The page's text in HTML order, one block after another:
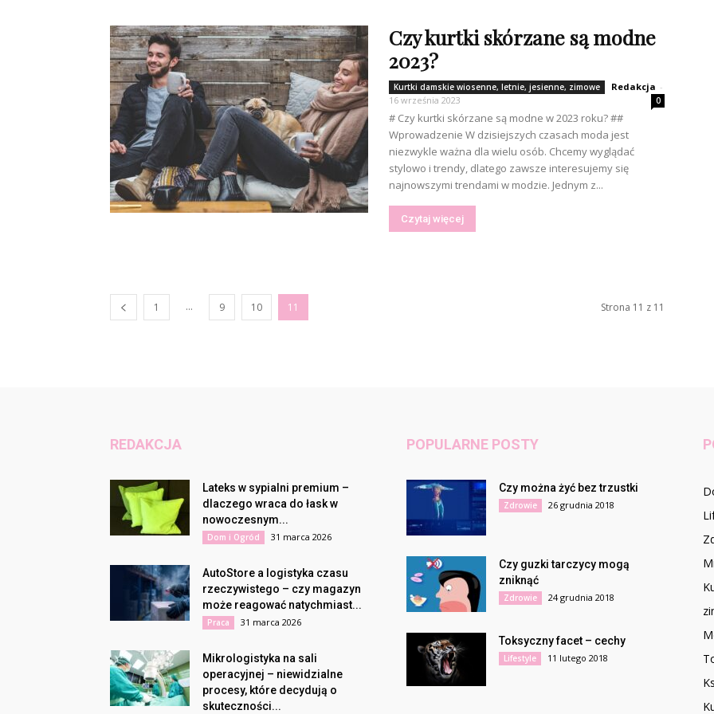
Czy kurtki skórzane są modne
2023?
Kurtki damskie wiosenne, letnie, jesienne, zimowe Redakcja -
16 września 2023
0
# Czy kurtki skórzane są modne w 2023 roku? ##
Wprowadzenie W dzisiejszych czasach moda jest
niezwykle ważna dla wielu osób. Chcemy wyglądać
stylowo i trendy, dlatego zawsze interesujemy się
najnowszymi trendami w modzie. Jednym z...
Czytaj więcej
1 ... 9 10 11 Strona 11 z 11
REDAKCJA
Lateks w sypialni premium –
dlaczego wraca do łask w
nowoczesnym...
Dom i Ogród 31 marca 2026
AutoStore a logistyka czasu
rzeczywistego – czy magazyn
może reagować natychmiast...
Praca 31 marca 2026
Mikrologistyka na sali
operacyjnej – niewidzialne
procesy, które decydują o
skuteczności...
POPULARNE POSTY
Czy można żyć bez trzustki
Zdrowie 26 grudnia 2018
Czy guzki tarczycy mogą
zniknąć
Zdrowie 24 grudnia 2018
Toksyczny facet – cechy
Lifestyle 11 lutego 2018